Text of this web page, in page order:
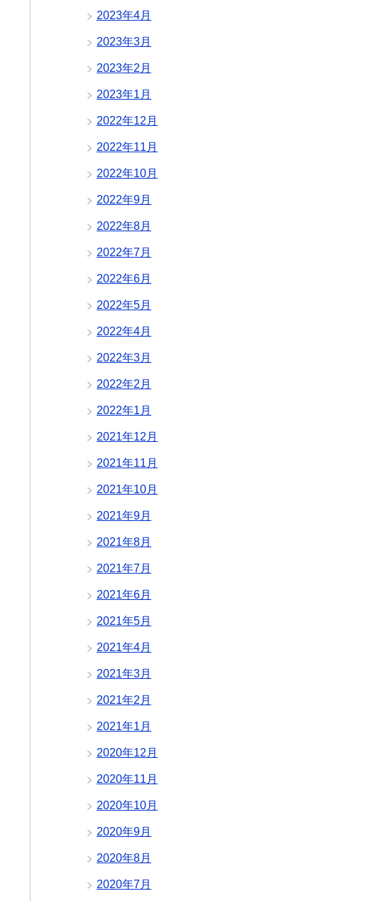
2023年4月
2023年3月
2023年2月
2023年1月
2022年12月
2022年11月
2022年10月
2022年9月
2022年8月
2022年7月
2022年6月
2022年5月
2022年4月
2022年3月
2022年2月
2022年1月
2021年12月
2021年11月
2021年10月
2021年9月
2021年8月
2021年7月
2021年6月
2021年5月
2021年4月
2021年3月
2021年2月
2021年1月
2020年12月
2020年11月
2020年10月
2020年9月
2020年8月
2020年7月